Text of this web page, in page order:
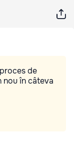
de
nou în câteva